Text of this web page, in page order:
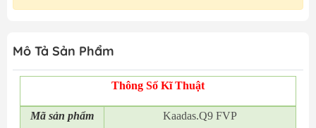
Mô Tả Sản Phẩm
Thông Số Kĩ Thuật
Mã sản phẩm Kaadas.Q9 FVP